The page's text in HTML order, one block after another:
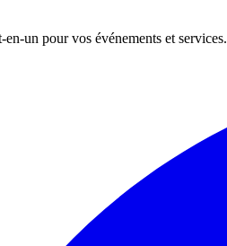
un pour vos événements et services.